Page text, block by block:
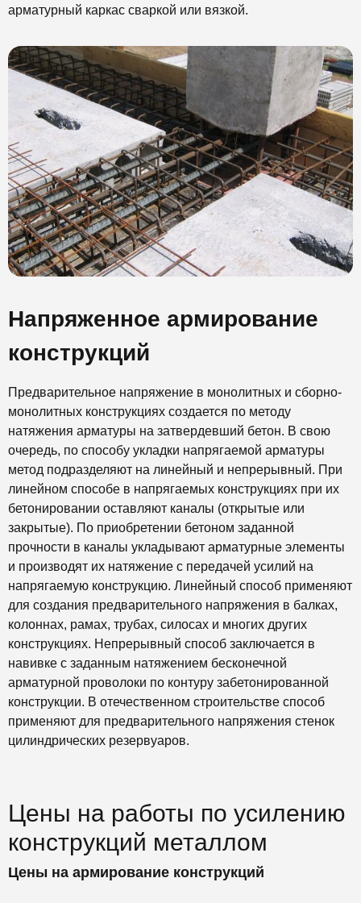
арматурный каркас сваркой или вязкой.
Напряженное армирование
конструкций
Предварительное напряжение в монолитных и сборно-
монолитных конструкциях создается по методу
натяжения арматуры на затвердевший бетон. В свою
очередь, по способу укладки напрягаемой арматуры
метод подразделяют на линейный и непрерывный. При
линейном способе в напрягаемых конструкциях при их
бетонировании оставляют каналы (открытые или
закрытые). По приобретении бетоном заданной
прочности в каналы укладывают арматурные элементы
и производят их натяжение с передачей усилий на
напрягаемую конструкцию. Линейный способ применяют
для создания предварительного напряжения в балках,
колоннах, рамах, трубах, силосах и многих других
конструкциях. Непрерывный способ заключается в
навивке с заданным натяжением бесконечной
арматурной проволоки по контуру забетонированной
конструкции. В отечественном строительстве способ
применяют для предварительного напряжения стенок
цилиндрических резервуаров.
Цены на работы по усилению
конструкций металлом
Цены на армирование конструкций